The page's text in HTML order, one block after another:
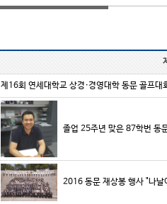
제16회 연세대학교 상경·경영대학 동문 골프대
졸업 25주년 맞은 87학번 동
2016 동문 재상봉 행사 "나날